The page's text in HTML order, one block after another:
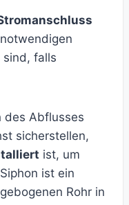
sind, falls
des Abflusses
sicherstellen,
ist, um
ist ein
Rohr in